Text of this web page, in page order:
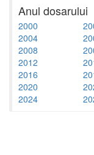
Anul dosarului
2000
2004
2008
2012
2016
2020
2024